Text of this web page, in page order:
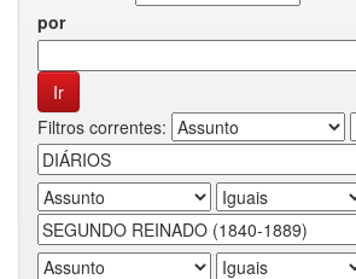
por
Filtros correntes: